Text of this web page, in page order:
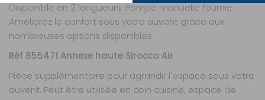
Disponible en 2 longueurs. Pompe manuelle fournie.
Améliorez le confort sous votre auvent grâce aux
nombreuses options disponibles.
Réf 855471 Annexe haute Sirocco Air
Pièce supplémentaire pour agrandir l'espace sous votre
auvent. Peut être utilisée en coin cuisine, espace de